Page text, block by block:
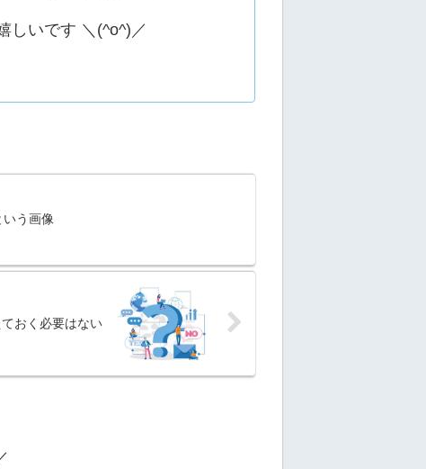
しいです ＼(^o^)／
いう画像
おく必要はない